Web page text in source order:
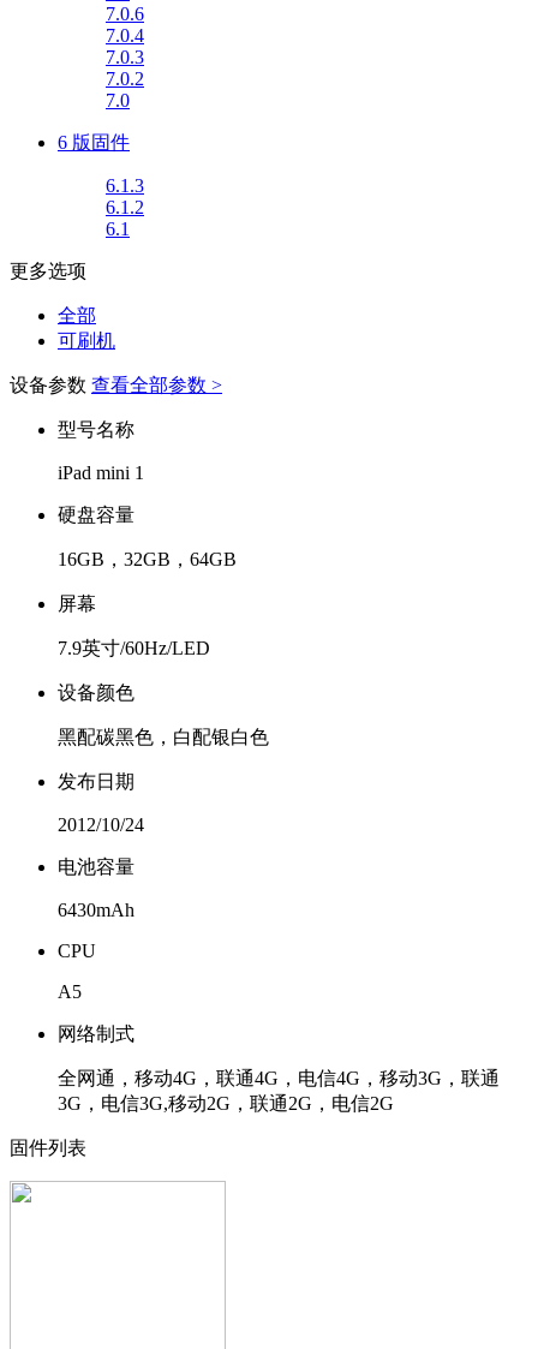
7.0.6
7.0.4
7.0.3
7.0.2
7.0
6 版固件
6.1.3
6.1.2
6.1
更多选项
全部
可刷机
设备参数 查看全部参数 >
型号名称
iPad mini 1
硬盘容量
16GB，32GB，64GB
屏幕
7.9英寸/60Hz/LED
设备颜色
黑配碳黑色，白配银白色
发布日期
2012/10/24
电池容量
6430mAh
CPU
A5
网络制式
全网通，移动4G，联通4G，电信4G，移动3G，联通
3G，电信3G,移动2G，联通2G，电信2G
固件列表